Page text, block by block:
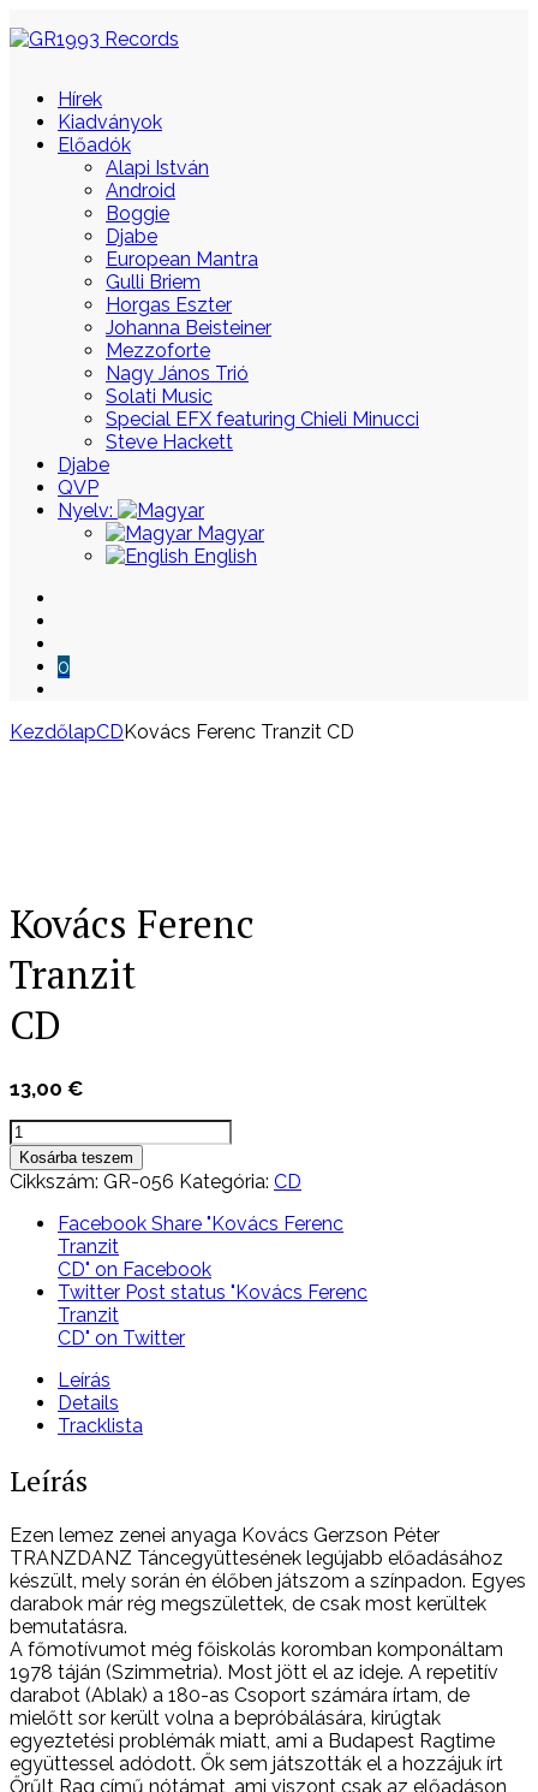
Hírek
Kiadványok
Előadók
Alapi István
Android
Boggie
Djabe
European Mantra
Gulli Briem
Horgas Eszter
Johanna Beisteiner
Mezzoforte
Nagy János Trió
Solati Music
Special EFX featuring Chieli Minucci
Steve Hackett
Djabe
QVP
Nyelv:
Magyar
English
0
KezdőlapCDKovács Ferenc Tranzit CD
Kovács Ferenc
Tranzit
CD
13,00 €
Kovács
Ferenc
Tranzit
mennyiség
Kosárba teszem
Cikkszám: GR-056 Kategória: CD
Facebook Share "Kovács Ferenc
Tranzit
CD" on Facebook
Twitter Post status "Kovács Ferenc
Tranzit
CD" on Twitter
Leírás
Details
Tracklista
Leírás
Ezen lemez zenei anyaga Kovács Gerzson Péter
TRANZDANZ Táncegyüttesének legújabb előadásához
készült, mely során én élőben játszom a színpadon. Egyes
darabok már rég megszülettek, de csak most kerültek
bemutatásra.
A főmotívumot még főiskolás koromban komponáltam
1978 táján (Szimmetria). Most jött el az ideje. A repetitív
darabot (Ablak) a 180-as Csoport számára írtam, de
mielőtt sor került volna a bepróbálására, kirúgtak
egyeztetési problémák miatt, ami a Budapest Ragtime
együttessel adódott. Ők sem játszották el a hozzájuk írt
Őrűlt Rag című nótámat, ami viszont csak az előadáson